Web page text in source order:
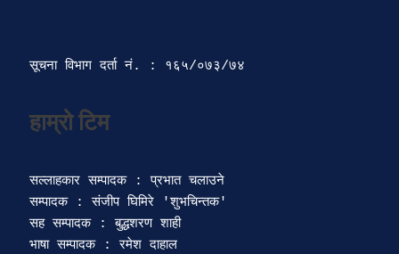
सूचना विभाग दर्ता‍ नं. : १६५/०७३/७४
हाम्रो टिम
सल्लाहकार सम्पादक : प्रभात चलाउने
सम्पादक : संजीप घिमिरे 'शुभचिन्तक'
सह सम्पादक : बुद्धशरण शाही
भाषा सम्पादक : रमेश दाहाल